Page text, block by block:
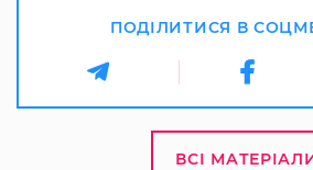
ПОДІЛИТИСЯ В
ВСІ